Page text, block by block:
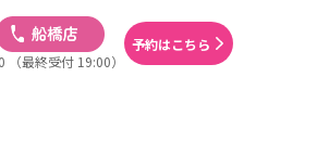
（最終受付 19:00）
予約はこちら